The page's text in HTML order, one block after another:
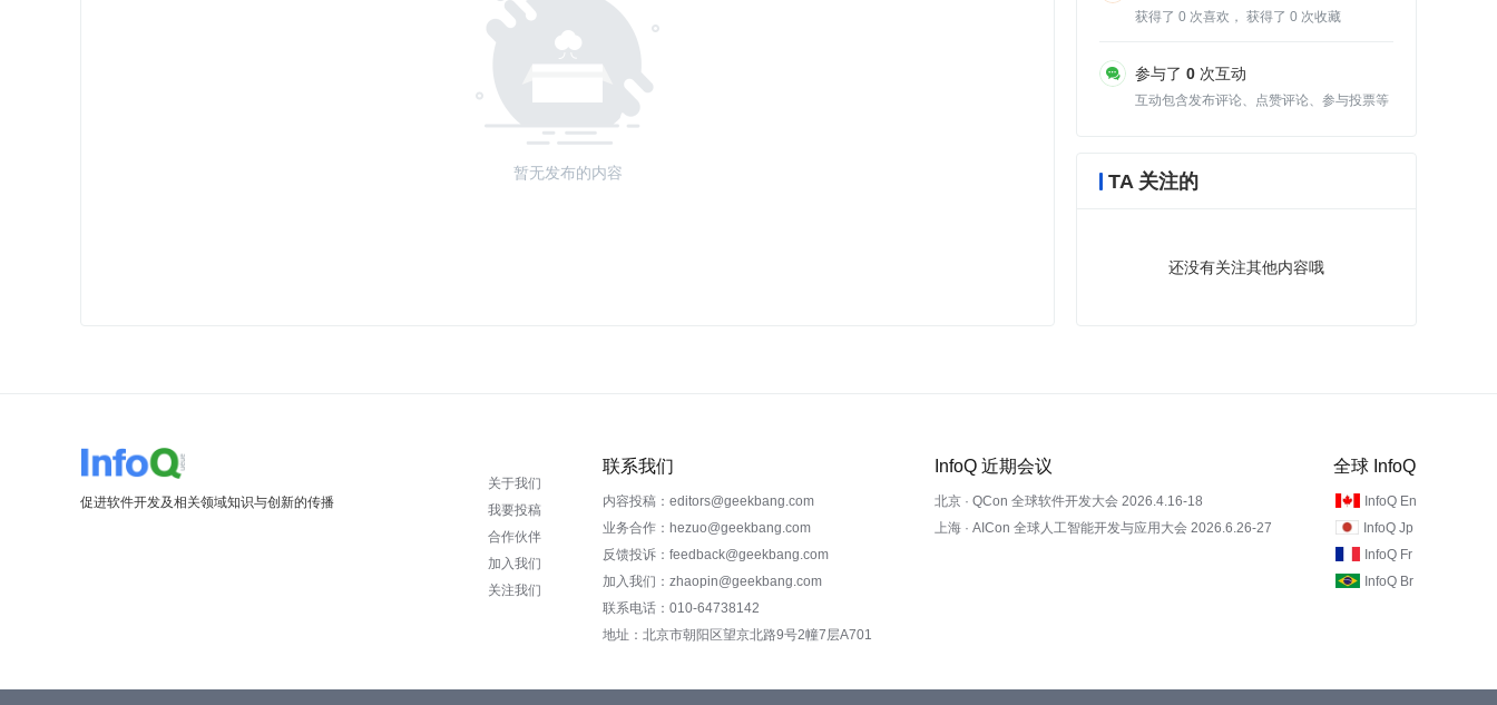
暂无发布的内容
获得了 0 次喜欢， 获得了 0 次收藏
参与了 0 次互动
互动包含发布评论、点赞评论、参与投票等
TA 关注的
还没有关注其他内容哦
促进软件开发及相关领域知识与创新的传播
关于我们
我要投稿
合作伙伴
加入我们
关注我们
联系我们
内容投稿：editors@geekbang.com
业务合作：hezuo@geekbang.com
反馈投诉：feedback@geekbang.com
加入我们：zhaopin@geekbang.com
联系电话：010-64738142
地址：北京市朝阳区望京北路9号2幢7层A701
InfoQ 近期会议
北京 · QCon 全球软件开发大会 2026.4.16-18
上海 · AICon 全球人工智能开发与应用大会 2026.6.26-27
全球 InfoQ
InfoQ En
InfoQ Jp
InfoQ Fr
InfoQ Br